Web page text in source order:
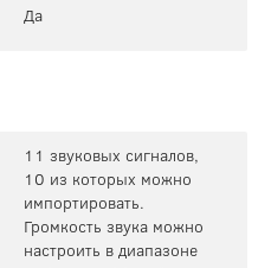
Да
11 звуковых сигналов,
10 из которых можно
импортировать.
Громкость звука можно
настроить в диапазоне